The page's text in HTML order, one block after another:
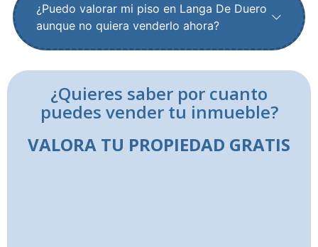
¿Puedo valorar mi piso en Langa De Duero
aunque no quiera venderlo ahora?
¿Quieres saber por cuanto
puedes vender tu inmueble?
VALORA TU PROPIEDAD GRATIS